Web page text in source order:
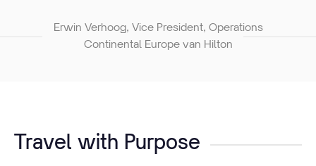
Erwin Verhoog, Vice President, Operations
Continental Europe van Hilton
Travel with Purpose